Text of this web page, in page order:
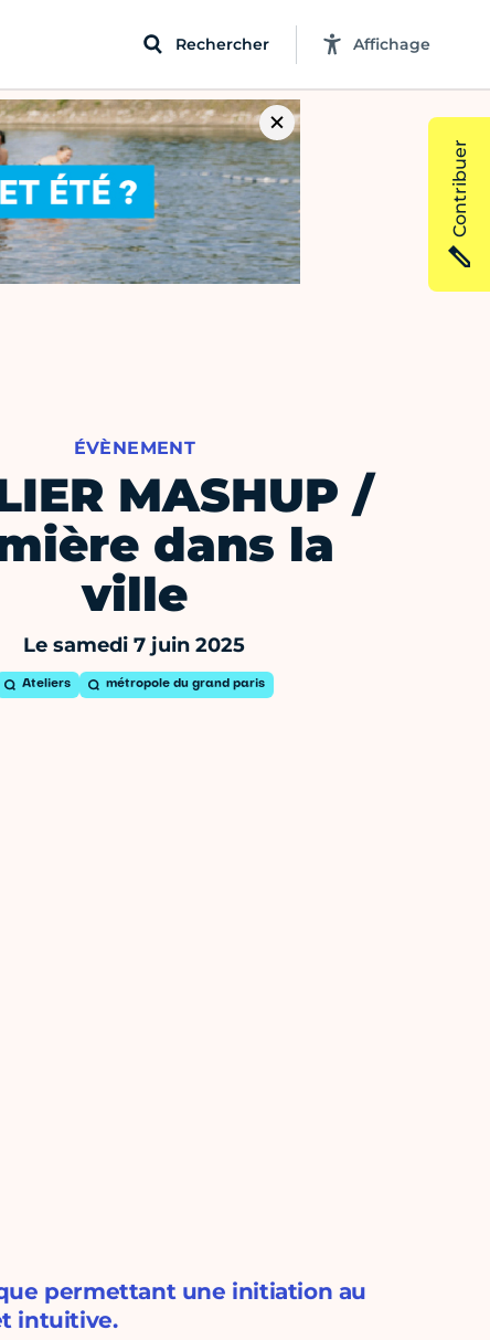
Rechercher Affichage
ÉVÈNEMENT
MASHUP /
dans la
ville
Le samedi 7 juin 2025
Ateliers métropole du grand paris
permettant une initiation au
intuitive.
Contribuer